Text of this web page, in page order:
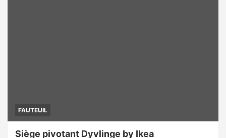
FAUTEUIL
Siège pivotant Dyvlinge by Ikea